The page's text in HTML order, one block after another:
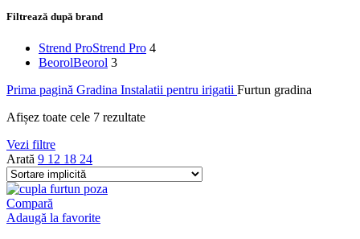
Filtrează după brand
Strend ProStrend Pro 4
BeorolBeorol 3
Prima pagină Gradina Instalatii pentru irigatii Furtun gradina
Afișez toate cele 7 rezultate
Vezi filtre
Arată 9 12 18 24
Compară
Adaugă la favorite